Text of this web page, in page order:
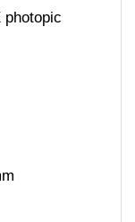
photopic